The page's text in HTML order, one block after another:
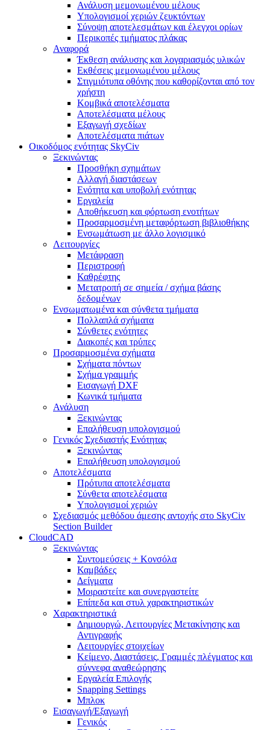
Ανάλυση μεμονωμένου μέλους
Υπολογισμοί χεριών ζευκτόντων
Σύνοψη αποτελεσμάτων και έλεγχοι ορίων
Περικοπές τμήματος πλάκας
Αναφορά
Έκθεση ανάλυσης και λογαριασμός υλικών
Εκθέσεις μεμονωμένου μέλους
Στιγμιότυπα οθόνης που καθορίζονται από τον
χρήστη
Κομβικά αποτελέσματα
Αποτελέσματα μέλους
Εξαγωγή σχεδίων
Αποτελέσματα πιάτων
Οικοδόμος ενότητας SkyCiv
Ξεκινώντας
Προσθήκη σχημάτων
Αλλαγή διαστάσεων
Ενότητα και υποβολή ενότητας
Εργαλεία
Αποθήκευση και φόρτωση ενοτήτων
Προσαρμοσμένη μεταφόρτωση βιβλιοθήκης
Ενσωμάτωση με άλλο λογισμικό
Λειτουργίες
Μετάφραση
Περιστροφή
Καθρέφτης
Μετατροπή σε σημεία / σχήμα βάσης
δεδομένων
Ενσωματωμένα και σύνθετα τμήματα
Πολλαπλά σχήματα
Σύνθετες ενότητες
Διακοπές και τρύπες
Προσαρμοσμένα σχήματα
Σχήματα πόντων
Σχήμα γραμμής
Εισαγωγή DXF
Κωνικά τμήματα
Ανάλυση
Ξεκινώντας
Επαλήθευση υπολογισμού
Γενικός Σχεδιαστής Ενότητας
Ξεκινώντας
Επαλήθευση υπολογισμού
Αποτελέσματα
Πρότυπα αποτελέσματα
Σύνθετα αποτελέσματα
Υπολογισμοί χεριών
Σχεδιασμός μεθόδου άμεσης αντοχής στο SkyCiv
Section Builder
CloudCAD
Ξεκινώντας
Συντομεύσεις + Κονσόλα
Καμβάδες
Δείγματα
Μοιραστείτε και συνεργαστείτε
Επίπεδα και στυλ χαρακτηριστικών
Χαρακτηριστικά
Δημιουργώ, Λειτουργίες Μετακίνησης και
Αντιγραφής
Λειτουργίες στοιχείων
Κείμενο, Διαστάσεις, Γραμμές πλέγματος και
σύννεφα αναθεώρησης
Εργαλεία Επιλογής
Snapping Settings
Μπλοκ
Εισαγωγή/Εξαγωγή
Γενικός